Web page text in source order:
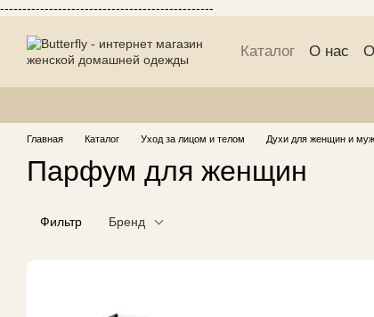
------------------------------------------------
Каталог О нас
Главная Каталог Уход за лицом и телом Духи для женщин и
Парфум для женщин
Фильтр Бренд